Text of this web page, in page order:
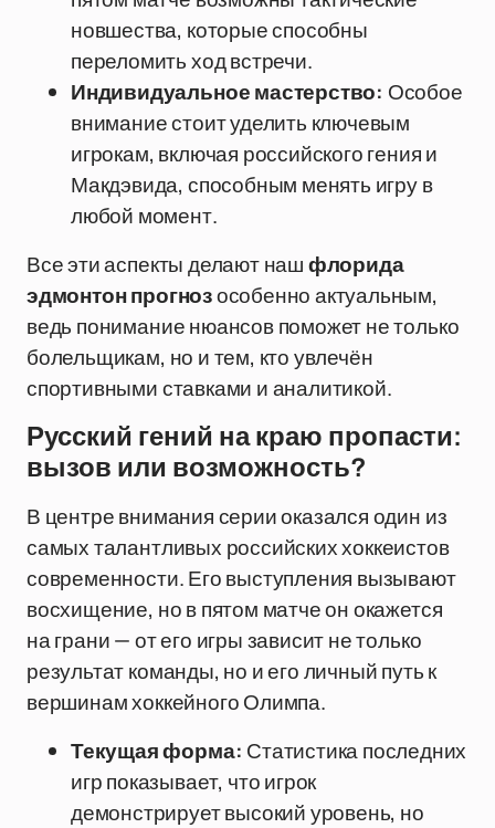
новшества, которые способны
переломить ход встречи.
Индивидуальное мастерство: Особое
внимание стоит уделить ключевым
игрокам, включая российского гения и
Макдэвида, способным менять игру в
любой момент.
Все эти аспекты делают нашфлорида
эдмонтон прогнозособенно актуальным,
ведь понимание нюансов поможет не только
болельщикам, но и тем, кто увлечён
спортивными ставками и аналитикой.
Русский гений на краю пропасти:
вызов или возможность?
В центре внимания серии оказался один из
самых талантливых российских хоккеистов
современности. Его выступления вызывают
восхищение, но в пятом матче он окажется
на грани — от его игры зависит не только
результат команды, но и его личный путь к
вершинам хоккейного Олимпа.
Текущая форма: Статистика последних
игр показывает, что игрок
демонстрирует высокий уровень, но